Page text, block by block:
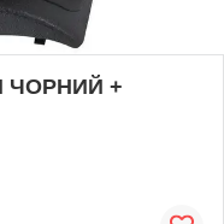
ЧОРНИЙ +